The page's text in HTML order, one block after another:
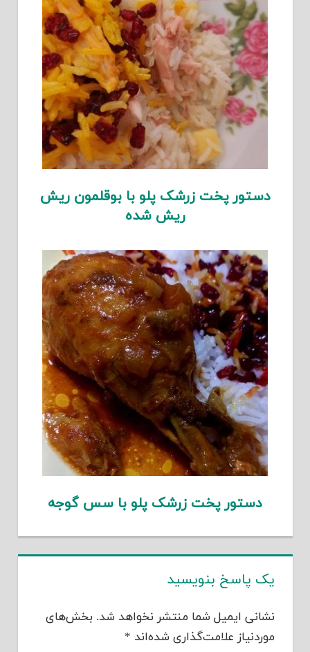
دستور پخت زرشک پلو با بوقلمون ریش
ریش شده
دستور پخت زرشک پلو با سس گوجه
یک پاسخ بنویسید
نشانی ایمیل شما منتشر نخواهد شد. بخش‌های
موردنیاز علامت‌گذاری شده‌اند *